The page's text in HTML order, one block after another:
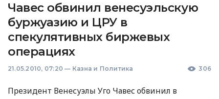
Чавес обвинил венесуэльскую
буржуазию и ЦРУ в
спекулятивных биржевых
операциях
21.05.2010, 07:20 — Казна и Политика 306
Президент Венесуэлы Уго Чавес обвинил в